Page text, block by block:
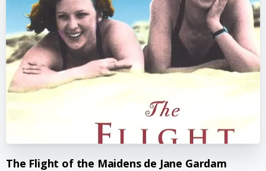
The Flight of the Maidens de Jane Gardam